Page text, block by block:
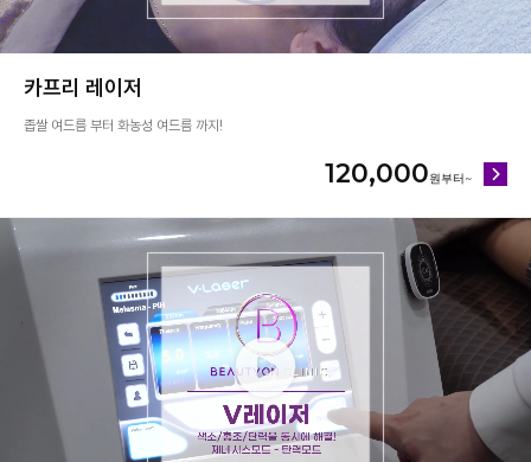
카프리 레이저
좁쌀 여드름 부터 화농성 여드름 까지!
120,000